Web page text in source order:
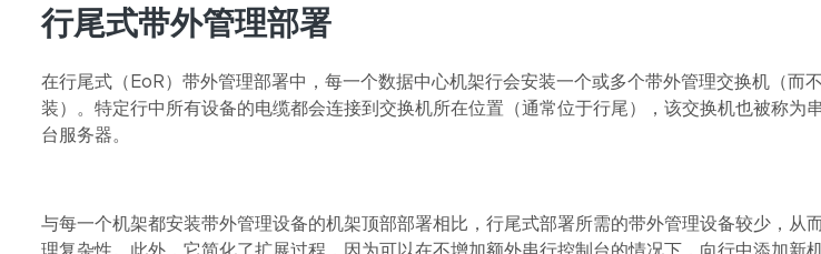
行尾式带外管理部署
在行尾式（EoR）带外管理部署中，每一个数据中心机架行会安装一个或多个带外管理交换机（而
装）。特定行中所有设备的电缆都会连接到交换机所在位置（通常位于行尾），该交换机也被称为
台服务器。
与每一个机架都安装带外管理设备的机架顶部部署相比，行尾式部署所需的带外管理设备较少，从